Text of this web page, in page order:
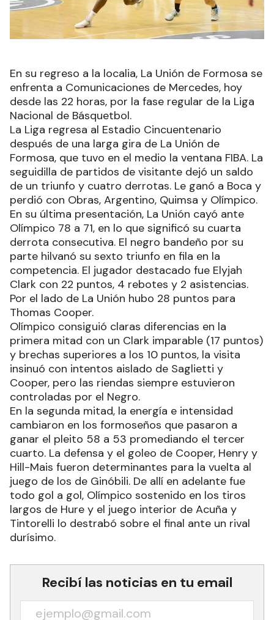
En su regreso a la localia, La Unión de Formosa se
enfrenta a Comunicaciones de Mercedes, hoy
desde las 22 horas, por la fase regular de la Liga
Nacional de Básquetbol.
La Liga regresa al Estadio Cincuentenario
después de una larga gira de La Unión de
Formosa, que tuvo en el medio la ventana FIBA. La
seguidilla de partidos de visitante dejó un saldo
de un triunfo y cuatro derrotas. Le ganó a Boca y
perdió con Obras, Argentino, Quimsa y Olímpico.
En su última presentación, La Unión cayó ante
Olímpico 78 a 71, en lo que significó su cuarta
derrota consecutiva. El negro bandeño por su
parte hilvanó su sexto triunfo en fila en la
competencia. El jugador destacado fue Elyjah
Clark con 22 puntos, 4 rebotes y 2 asistencias.
Por el lado de La Unión hubo 28 puntos para
Thomas Cooper.
Olímpico consiguió claras diferencias en la
primera mitad con un Clark imparable (17 puntos)
y brechas superiores a los 10 puntos, la visita
insinuó con intentos aislado de Saglietti y
Cooper, pero las riendas siempre estuvieron
controladas por el Negro.
En la segunda mitad, la energía e intensidad
cambiaron en los formoseños que pasaron a
ganar el pleito 58 a 53 promediando el tercer
cuarto. La defensa y el goleo de Cooper, Henry y
Hill-Mais fueron determinantes para la vuelta al
juego de los de Ginóbili. De allí en adelante fue
todo gol a gol, Olímpico sostenido en los tiros
largos de Hure y el juego interior de Acuña y
Tintorelli lo destrabó sobre el final ante un rival
durísimo.
Recibí las noticias en tu email